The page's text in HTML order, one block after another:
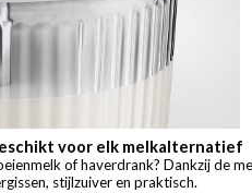
voor elk melkalternatief
of haverdrank? Dankzij de
stijlzuiver en praktisch.